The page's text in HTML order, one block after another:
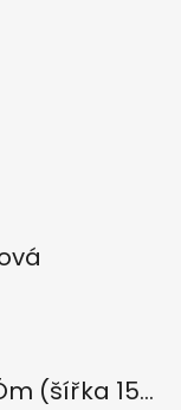
Měděný náramek Mantra Óm (šířka 15 mm)